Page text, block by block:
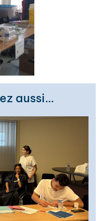
aussi…